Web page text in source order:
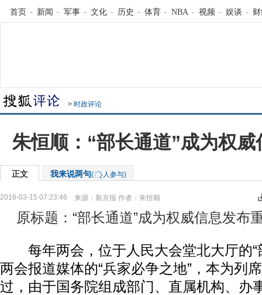
首页 - 新闻 - 军事 - 文化 - 历史 - 体育 - NBA - 视频 - 娱谈 -
> 时政评论
朱恒顺：“部长通道”成为权
正文 我来说两句( 人参与)
2016-03-15 07:23:46 来源： 新京报 作者：朱恒顺
原标题：“部长通道”成为权威信息发布
每年两会，位于人民大会堂北大厅的“
两会报道媒体的“兵家必争之地”，本为列
过，由于国务院组成部门、直属机构、办